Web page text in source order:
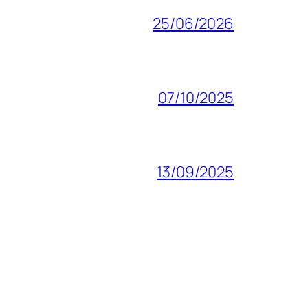
25/06/2026
07/10/2025
13/09/2025